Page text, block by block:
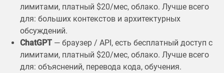
лимитами, платный $20/мес, облако. Лучше всего
для: больших контекстов и архитектурных
обсуждений.
ChatGPT — браузер / API, есть бесплатный доступ с
лимитами, платный $20/мес, облако. Лучше всего
для: объяснений, перевода кода, обучения.